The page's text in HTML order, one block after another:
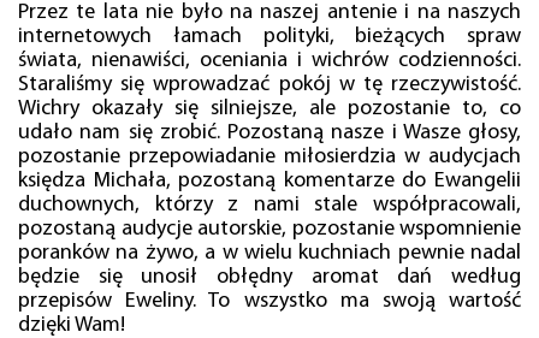
Przez te lata nie było na naszej antenie i na naszych
internetowych łamach polityki, bieżących spraw
świata, nienawiści, oceniania i wichrów codzienności.
Staraliśmy się wprowadzać pokój w tę rzeczywistość.
Wichry okazały się silniejsze, ale pozostanie to, co
udało nam się zrobić. Pozostaną nasze i Wasze głosy,
pozostanie przepowiadanie miłosierdzia w audycjach
księdza Michała, pozostaną komentarze do Ewangelii
duchownych, którzy z nami stale współpracowali,
pozostaną audycje autorskie, pozostanie wspomnienie
poranków na żywo, a w wielu kuchniach pewnie nadal
będzie się unosił obłędny aromat dań według
przepisów Eweliny. To wszystko ma swoją wartość
dzięki Wam!